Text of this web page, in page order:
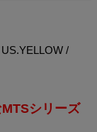
/
シリーズ